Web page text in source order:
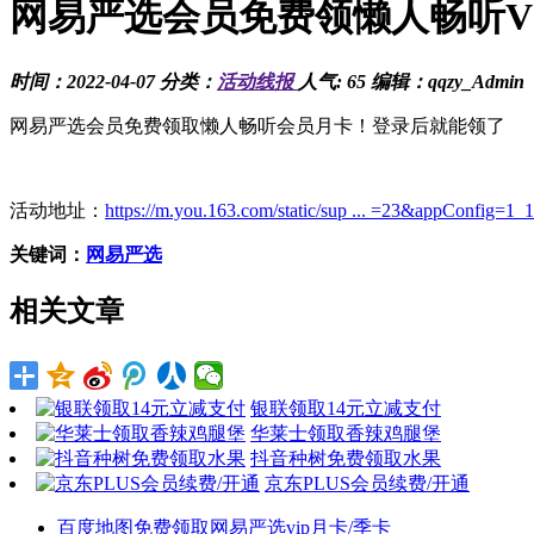
网易严选会员免费领懒人畅听
时间：2022-04-07 分类： 活动线报 人气: 65 编辑：qqzy_Admin
网易严选会员免费领取懒人畅听会员月卡！登录后就能领了
活动地址： https://m.you.163.com/static/sup ...
关键词： 网易严选
相关文章
银联领取14元立减支付
华莱士领取香辣鸡腿堡
抖音种树免费领取水果
京东PLUS会员续费/开通
百度地图免费领取网易严选vip月卡/季卡